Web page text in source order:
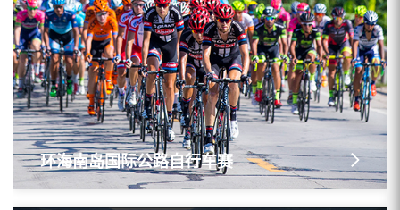
环海南岛国际公路自行车赛